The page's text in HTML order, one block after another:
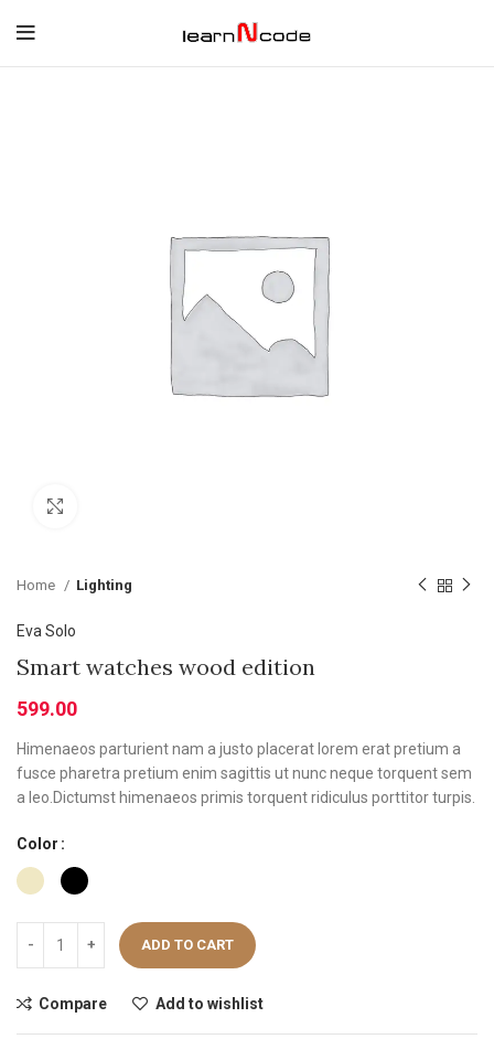
Home Lighting
Eva Solo
Smart watches wood edition
599.00
Himenaeos parturient nam a justo placerat lorem erat pretium a
fusce pharetra pretium enim sagittis ut nunc neque torquent sem
a leo.Dictumst himenaeos primis torquent ridiculus porttitor turpis.
Color
ADD TO CART
Compare Add to wishlist